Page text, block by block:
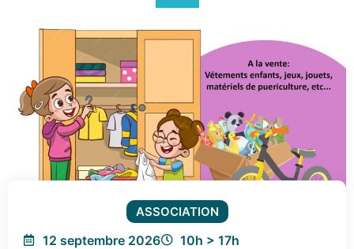
ASSOCIATION
12 septembre 2026
10h > 17h